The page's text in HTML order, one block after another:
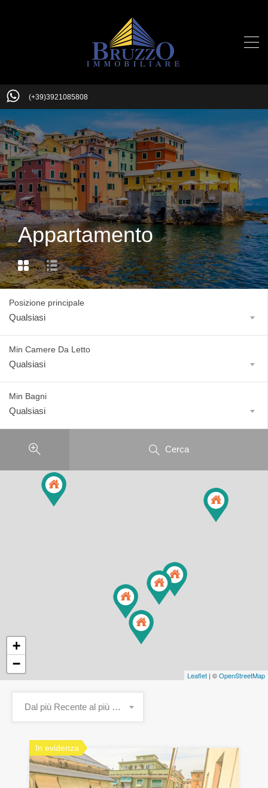
(+39)3921085808
Appartamento
Posizione principale
Qualsiasi
Min Camere Da Letto
Qualsiasi
Min Bagni
Qualsiasi
Cerca
+
−
Leaflet | ©OpenStreetMap
Dal più Recente al più Vecchio
In evidenza